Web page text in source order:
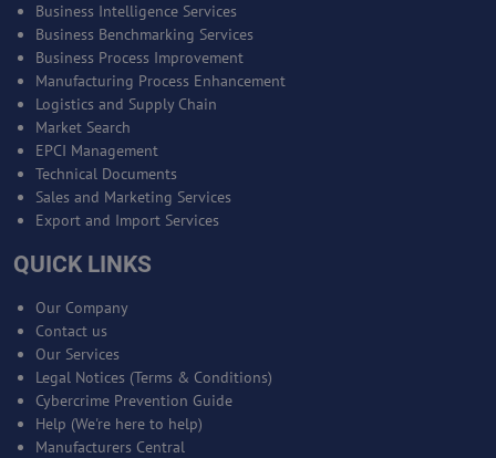
Business Intelligence Services
Business Benchmarking Services
Business Process Improvement
Manufacturing Process Enhancement
Logistics and Supply Chain
Market Search
EPCI Management
Technical Documents
Sales and Marketing Services
Export and Import Services
QUICK LINKS
Our Company
Contact us
Our Services
Legal Notices (Terms & Conditions)
Cybercrime Prevention Guide
Help (We're here to help)
Manufacturers Central